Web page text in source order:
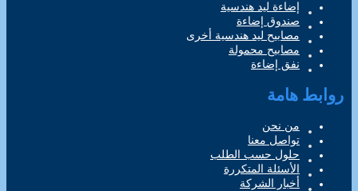
إضاءة ليد هندسية
صندوق إضاءة
مصابيح ليد هندسية أخرى
مصابيح محمولة
نفق إضاءة
روابط هامة
من نحن
تواصل معنا
حلول حسب الطلب
الأسئلة المتكررة
أخبار الشركة